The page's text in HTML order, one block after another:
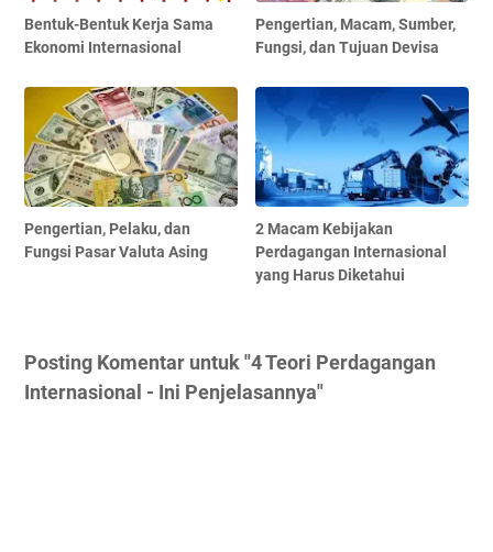
Bentuk-Bentuk Kerja Sama
Ekonomi Internasional
Pengertian, Macam, Sumber,
Fungsi, dan Tujuan Devisa
Pengertian, Pelaku, dan
Fungsi Pasar Valuta Asing
2 Macam Kebijakan
Perdagangan Internasional
yang Harus Diketahui
Posting Komentar untuk "4 Teori Perdagangan
Internasional - Ini Penjelasannya"